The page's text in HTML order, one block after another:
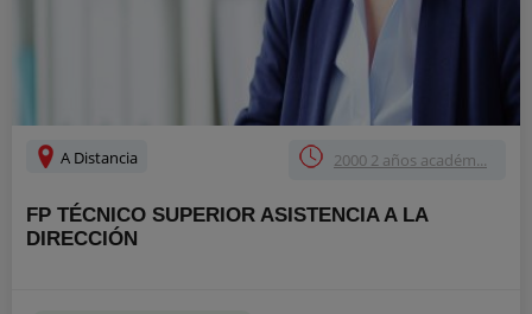
A Distancia 2000 2 años académ...
FP TÉCNICO SUPERIOR ASISTENCIA A LA
DIRECCIÓN